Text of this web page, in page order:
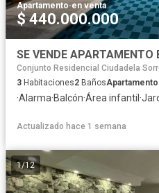
Apartamento·en venta
$ 440.000.000
Conjunto Residencial Ciudadela
3 Habitaciones2 BañosApartamento
·Alarma·Balcón·Área infantil ·
Actualizado hace 1 semana
1/12